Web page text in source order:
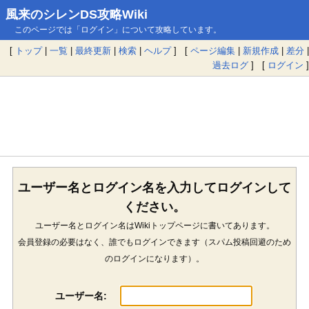
風来のシレンDS攻略Wiki
このページでは「ログイン」について攻略しています。
[ トップ| 一覧 | 最終更新 | 検索 | ヘルプ] [ ページ編集 | 新規作成 | 差分 |
過去ログ ] [ ログイン ]
ユーザー名とログイン名を入力してログインして
ください。
ユーザー名とログイン名はWikiトップページに書いてあります。
会員登録の必要はなく、誰でもログインできます（スパム投稿回避のため
のログインになります）。
ユーザー名: